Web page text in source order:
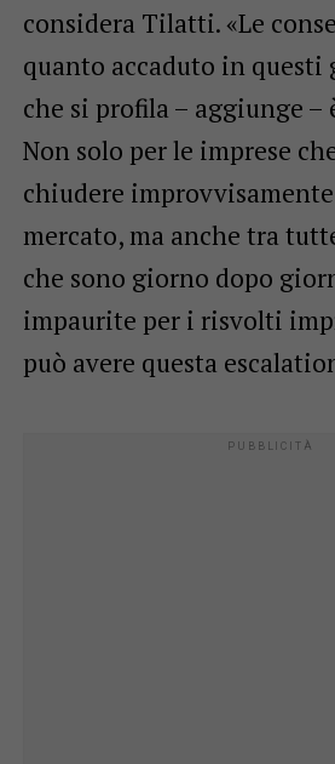
considera Tilatti. «Le
quanto accaduto in
che si profila – aggiunge –
Non solo per le imprese
chiudere
mercato, ma anche tra
che sono giorno dopo
impaurite per i risvolti
può avere questa